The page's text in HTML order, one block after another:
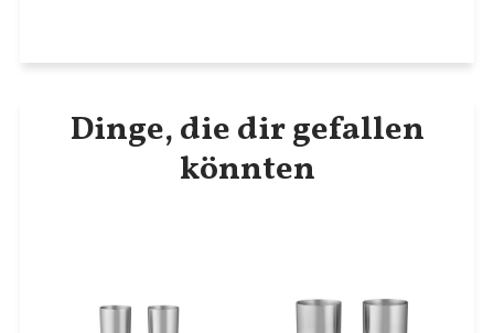
Dinge, die dir gefallen
könnten